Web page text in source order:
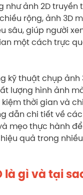
như ảnh 2D truyền
rộng, ảnh 3D
sâu, giúp người
một cách trực
kỹ thuật chụp ảnh
lượng hình ảnh
thời gian và
dẫn chi tiết về
mẹo thực hành
quả trong
là gì và tại